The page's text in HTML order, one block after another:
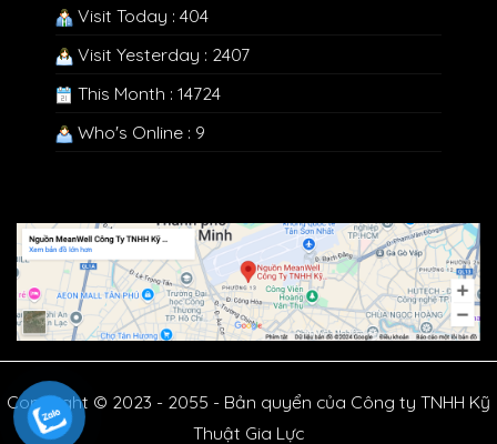
Visit Today : 404
Visit Yesterday : 2407
This Month : 14724
Who's Online : 9
Copyright © 2023 - 2055 - Bản quyển của Công ty TNHH Kỹ
Thuật Gia Lực